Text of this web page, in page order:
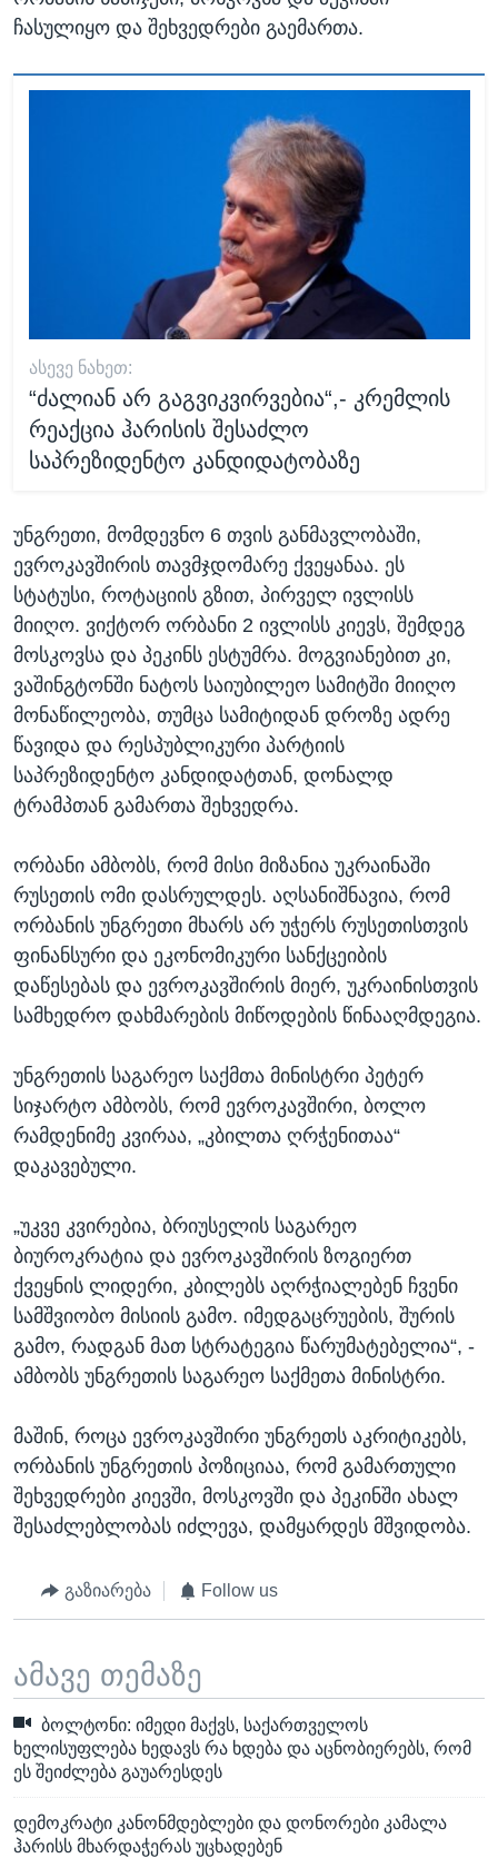
ჩასულიყო და შეხვედრები გაემართა.
ᲐᲡᲔᲕᲔ ᲜᲐᲮᲔᲗ:
“ძალიან არ გაგვიკვირვებია“,- კრემლის
რეაქცია ჰარისის შესაძლო
საპრეზიდენტო კანდიდატობაზე
უნგრეთი, მომდევნო 6 თვის განმავლობაში,
ევროკავშირის თავმჯდომარე ქვეყანაა. ეს
სტატუსი, როტაციის გზით, პირველ ივლისს
მიიღო. ვიქტორ ორბანი 2 ივლისს კიევს, შემდეგ
მოსკოვსა და პეკინს ესტუმრა. მოგვიანებით კი,
ვაშინგტონში ნატოს საიუბილეო სამიტში მიიღო
მონაწილეობა, თუმცა სამიტიდან დროზე ადრე
წავიდა და რესპუბლიკური პარტიის
საპრეზიდენტო კანდიდატთან, დონალდ
ტრამპთან გამართა შეხვედრა.
ორბანი ამბობს, რომ მისი მიზანია უკრაინაში
რუსეთის ომი დასრულდეს. აღსანიშნავია, რომ
ორბანის უნგრეთი მხარს არ უჭერს რუსეთისთვის
ფინანსური და ეკონომიკური სანქცეიბის
დაწესებას და ევროკავშირის მიერ, უკრაინისთვის
სამხედრო დახმარების მიწოდების წინააღმდეგია.
უნგრეთის საგარეო საქმთა მინისტრი პეტერ
სიჯარტო ამბობს, რომ ევროკავშირი, ბოლო
რამდენიმე კვირაა, „კბილთა ღრჭენითაა“
დაკავებული.
„უკვე კვირებია, ბრიუსელის საგარეო
ბიუროკრატია და ევროკავშირის ზოგიერთ
ქვეყნის ლიდერი, კბილებს აღრჭიალებენ ჩვენი
სამშვიობო მისიის გამო. იმედგაცრუების, შურის
გამო, რადგან მათ სტრატეგია წარუმატებელია“, -
ამბობს უნგრეთის საგარეო საქმეთა მინისტრი.
მაშინ, როცა ევროკავშირი უნგრეთს აკრიტიკებს,
ორბანის უნგრეთის პოზიციაა, რომ გამართული
შეხვედრები კიევში, მოსკოვში და პეკინში ახალ
შესაძლებლობას იძლევა, დამყარდეს მშვიდობა.
გაზიარება Follow us
ამავე თემაზე
ბოლტონი: იმედი მაქვს, საქართველოს
ხელისუფლება ხედავს რა ხდება და აცნობიერებს, რომ
ეს შეიძლება გაუარესდეს
დემოკრატი კანონმდებლები და დონორები კამალა
ჰარისს მხარდაჭერას უცხადებენ